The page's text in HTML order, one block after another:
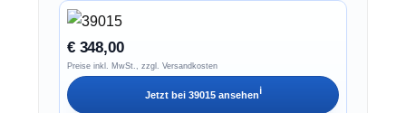
€ 348,00
Preise inkl. MwSt., zzgl. Versandkosten
Jetzt bei 39015ansehenℹ︎